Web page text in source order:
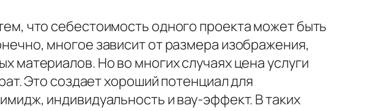
что себестоимость одного проекта может быть
многое зависит от размера изображения,
материалов. Но во многих случаях цена услуги
Это создает хороший потенциал для
индивидуальность и вау-эффект. В таких